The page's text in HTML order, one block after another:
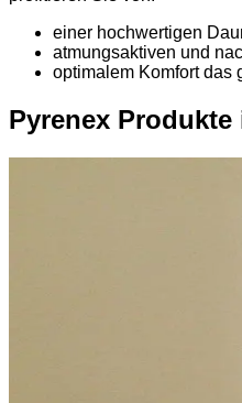
einer hochwertigen
atmungsaktiven und
optimalem Komfort das
Pyrenex Produkte